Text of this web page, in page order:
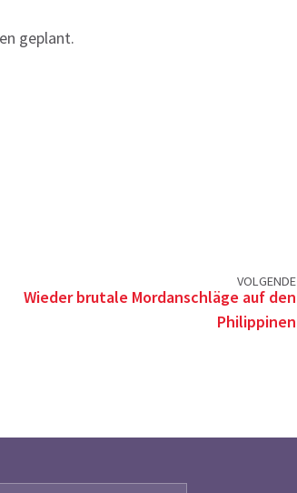
geplant.
VOLGENDE
Wieder brutale Mordanschläge auf den
Philippinen